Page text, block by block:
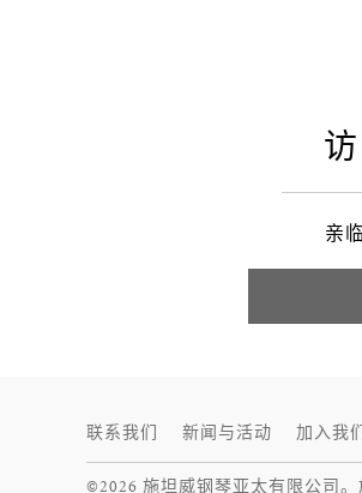
亲
联系我们 新闻与活动 加入我
©2026 施坦威钢琴亚太有限公司。